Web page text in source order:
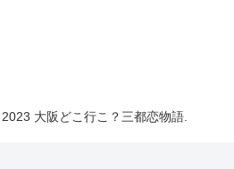
大阪どこ行こ？三都恋物語.